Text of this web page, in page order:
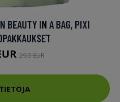
BEAUTY IN A BAG, PIXI
29.5 EUR